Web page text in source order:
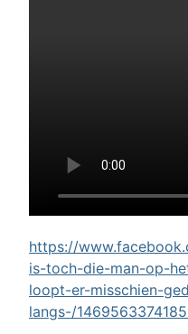
https://
is-toch-die-man-op-
loopt-er-misschien-
langs-/